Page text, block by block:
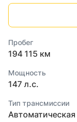
Пробег
194 115 км
Мощность
147 л.с.
Тип трансмиссии
Автоматическая